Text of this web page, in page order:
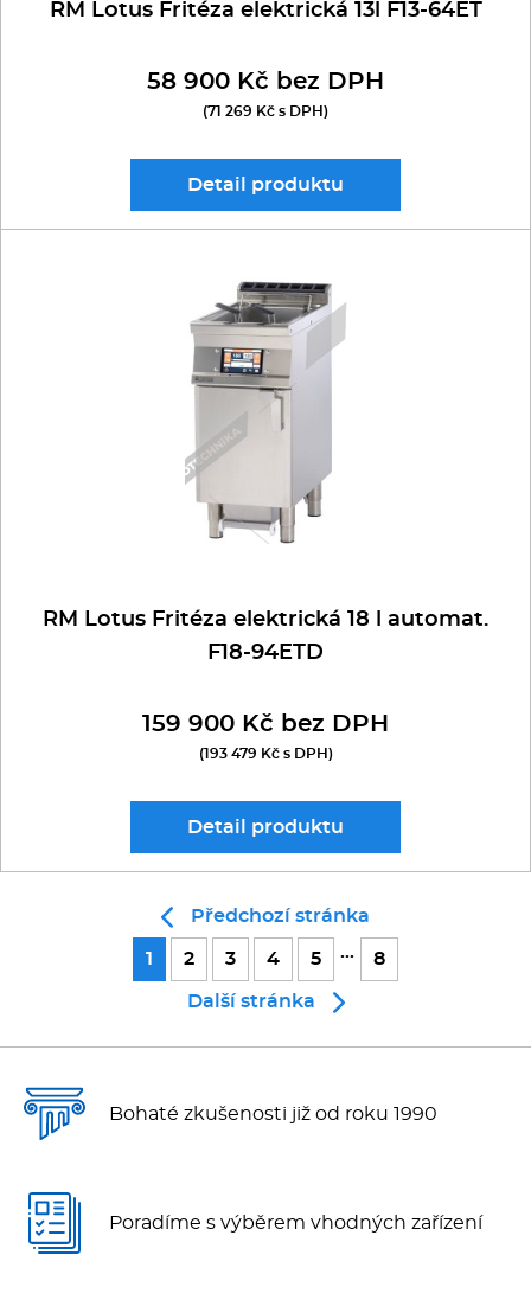
RM Lotus Fritéza elektrická 13l F13-64ET
58 900 Kč bez DPH
(71 269 Kč s DPH)
Detail produktu
RM Lotus Fritéza elektrická 18 l automat.
F18-94ETD
159 900 Kč bez DPH
(193 479 Kč s DPH)
Detail produktu
Předchozí stránka
1 2 3 4 5 ... 8
Další stránka
Bohaté zkušenosti již od roku 1990
Poradíme s výběrem vhodných zařízení